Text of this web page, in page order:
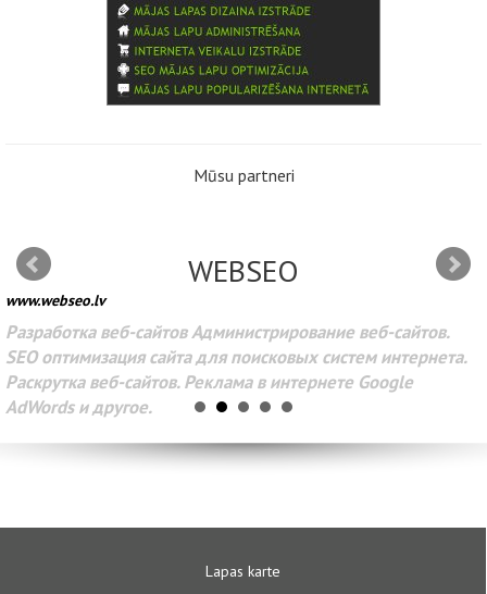
Mūsu partneri
WEBSEO
www.webseo.lv
Разработка веб-сайтов Администрирование веб-сайтов.
SEO оптимизация сайта для поисковых систем интернета.
Раскрутка веб-сайтов. Реклама в интернете Google
AdWords и другое.
Lapas karte